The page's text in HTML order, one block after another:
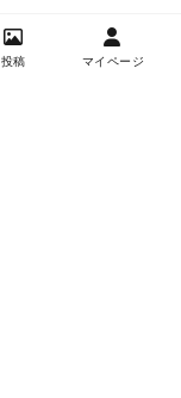
投稿 マイページ